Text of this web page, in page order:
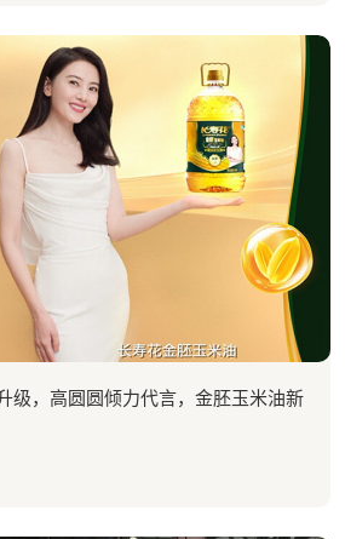
级，高圆圆倾力代言，金胚玉米油新